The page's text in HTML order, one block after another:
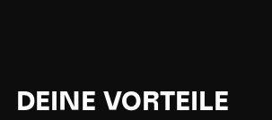
DEINE VORTEILE